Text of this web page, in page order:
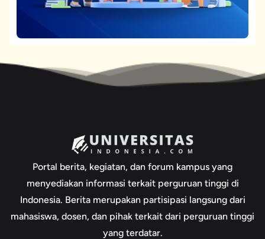
Portal berita, kegiatan, dan forum kampus yang
menyediakan informasi terkait perguruan tinggi di
Indonesia. Berita merupakan partisipasi langsung dari
mahasiswa, dosen, dan pihak terkait dari perguruan tinggi
yang terdatar.